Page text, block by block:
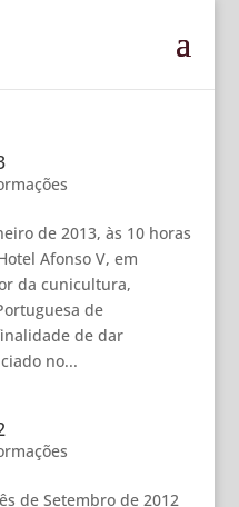
de 2013, às 10 horas
Afonso V, em
da cunicultura,
de
de dar
no...
de Setembro de 2012